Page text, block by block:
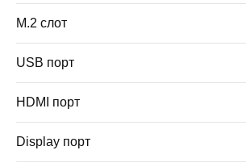
M.2 слот
USB порт
HDMI порт
Display порт